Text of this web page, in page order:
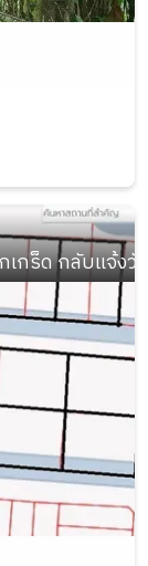
ร็ด กลับแจ้งวั